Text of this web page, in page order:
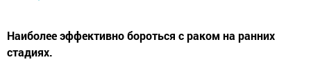
Наиболее эффективно бороться с раком на ранних
стадиях.